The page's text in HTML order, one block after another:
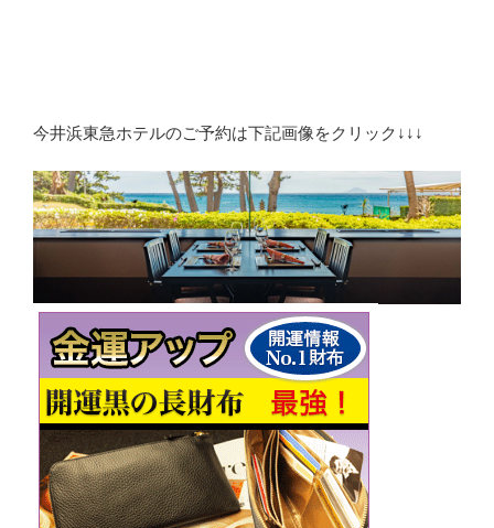
今井浜東急ホテルのご予約は下記画像をクリック↓↓↓